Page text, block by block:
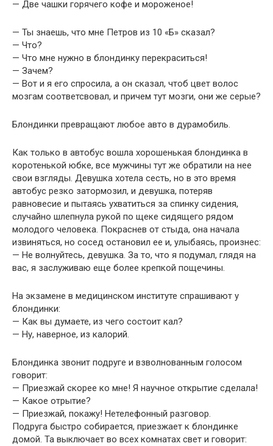
— Две чашки горячего кофе и мороженое!
— Ты знаешь, что мне Петров из 10 «Б» сказал?
— Что?
— Что мне нужно в блондинку перекраситься!
— Зачем?
— Вот и я его спросила, а он сказал, чтоб цвет волос
мозгам соответсвовал, и причем тут мозги, они же серые?
Блондинки превращают любое авто в дурамобиль.
Как только в автобус вошла хорошенькая блондинка в
коротенькой юбке, все мужчины тут же обратили на нее
свои взгляды. Девушка хотела сесть, но в это время
автобус резко затормозил, и девушка, потеряв
равновесие и пытаясь ухватиться за спинку сидения,
случайно шлепнула рукой по щеке сидящего рядом
молодого человека. Покраснев от стыда, она начала
извиняться, но сосед остановил ее и, улыбаясь, произнес:
— Не волнуйтесь, девушка. За то, что я подумал, глядя на
вас, я заслуживаю еще более крепкой пощечины.
На экзамене в медицинском институте спрашивают у
блондинки:
— Как вы думаете, из чего состоит кал?
— Ну, наверное, из калорий.
Блондинка звонит подруге и взволнованным голосом
говорит:
— Приезжай скорее ко мне! Я научное открытие сделала!
— Какое отрытие?
— Приезжай, покажу! Нетелефонный разговор.
Подруга быстро собирается, приезжает к блондинке
домой. Та выключает во всех комнатах свет и говорит: